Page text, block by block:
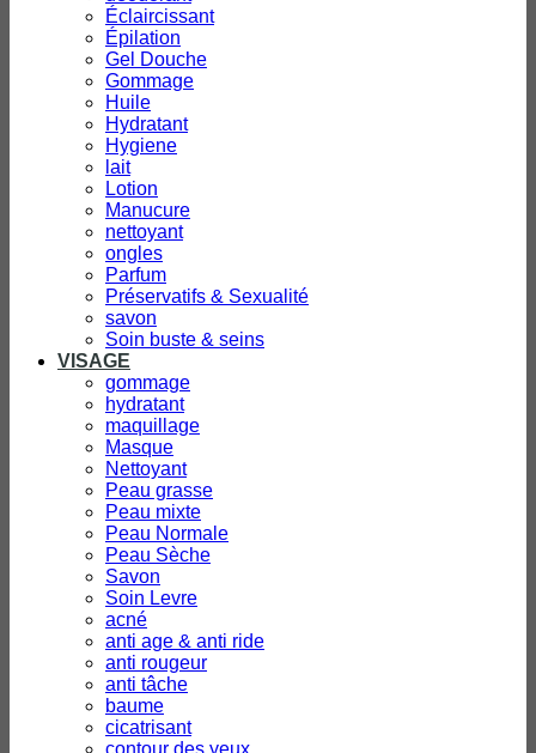
Éclaircissant
Épilation
Gel Douche
Gommage
Huile
Hydratant
Hygiene
lait
Lotion
Manucure
nettoyant
ongles
Parfum
Préservatifs & Sexualité
savon
Soin buste & seins
VISAGE
gommage
hydratant
maquillage
Masque
Nettoyant
Peau grasse
Peau mixte
Peau Normale
Peau Sèche
Savon
Soin Levre
acné
anti age & anti ride
anti rougeur
anti tâche
baume
cicatrisant
contour des yeux